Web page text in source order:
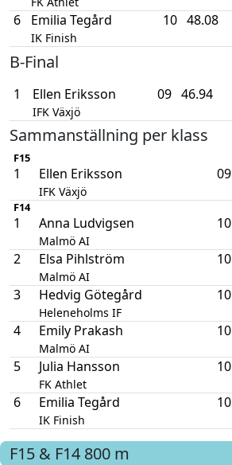
6 Emilia Tegård
IK Finish
10 48.08
B-Final
1 Ellen Eriksson
IFK Växjö
09 46.94
Sammanställning per klass
F15
1 Ellen Eriksson
IFK Växjö
09
F14
1 Anna Ludvigsen
Malmö AI
10
2 Elsa Pihlström
Malmö AI
10
3 Hedvig Götegård
Heleneholms IF
10
4 Emily Prakash
Malmö AI
10
5 Julia Hansson
FK Athlet
10
6 Emilia Tegård
IK Finish
10
F15 & F14 800 m